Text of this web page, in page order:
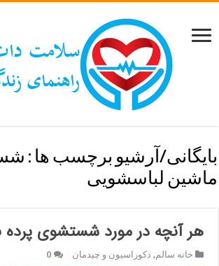
بایگانی/آرشیو برچسب ها :
ماشین لباسشویی
هر آنچه در مورد شستشوی پرده
خانه سالم, دکوراسیون و چیدمان 0